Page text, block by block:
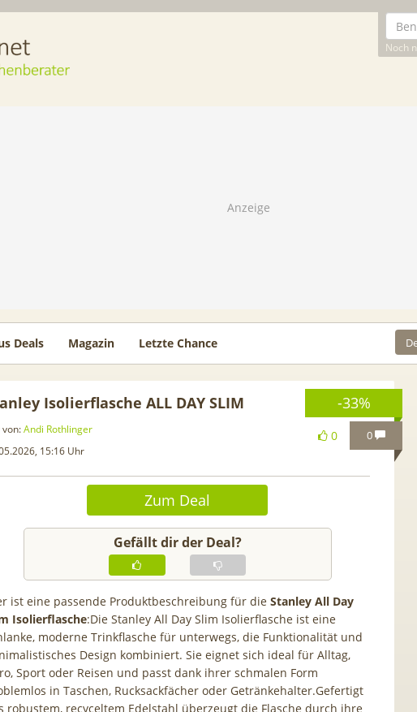
Noch
Deals Magazin Letzte Chance
-33%
0
0
Isolierflasche ALL DAY SLIM
von:Andi Rothlinger
15:16 Uhr
Zum Deal
Gefällt dir der Deal?
ist eine passende Produktbeschreibung für die Stanley All Day
Isolierflasche:Die Stanley All Day Slim Isolierflasche ist eine
moderne Trinkflasche für unterwegs, die Funktionalität und
Design kombiniert. Sie eignet sich ideal für Alltag,
Sport oder Reisen und passt dank ihrer schmalen Form
in Taschen, Rucksackfächer oder Getränkehalter.Gefertigt
robustem, recyceltem Edelstahl überzeugt die Flasche durch ihre
📱 Apple iPhone 17 (256GB) für
199€ + 70GB Vodafone 5G für
34,99€ mtl. (+ 100€ Bonus) |
80GB für 29,99€ mit GigaKombi
[Eff. GRATIS!] 📲 Samsung
Galaxy S26 (256GB) für 169€
50GB 5G Otelo Vodafone
für 19,99€ + 50€ BONUS